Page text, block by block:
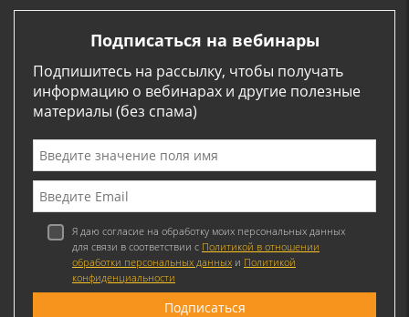
Подписаться на вебинары
Подпишитесь на рассылку, чтобы получать
информацию о вебинарах и другие полезные
материалы (без спама)
Я даю согласие на обработку моих персональных данных
для связи в соответствии с Политикой в отношении
обработки персональных данных и Политикой
конфиденциальности